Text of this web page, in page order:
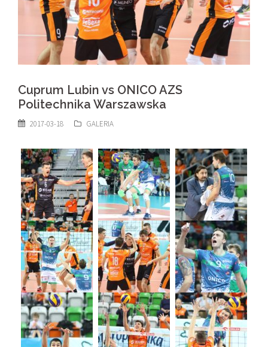
Cuprum Lubin vs ONICO AZS
Politechnika Warszawska
2017-03-18 GALERIA